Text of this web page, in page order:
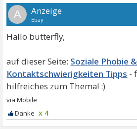
A
Hallo butterfly,
Soziale Phobie &
Kontaktschwierigkeiten Tipps
x 4